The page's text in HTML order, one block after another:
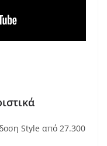
Style από 27.300